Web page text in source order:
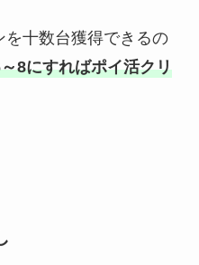
十数台獲得できるの
8にすればポイ活クリ